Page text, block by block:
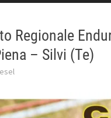
Regionale
– Silvi (Te)